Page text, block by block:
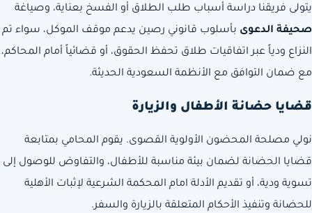
يتولى فريقنا دراسة أسباب طلب الطلاق أو الفسخ بعناية، وصياغة
صحيفة الدعوى بأسلوب قانوني رصين يدعم موقف الموكل، سواء تم
النزاع ودياً عبر اتفاقيات طلاق تحفظ الحقوق، أو قضائياً أمام المحاكم،
مع ضمان التوافق مع الأنظمة السعودية الحديثة.
قضايا حضانة الأطفال والزيارة
نولي مصلحة المحضون الأولوية القصوى. يقوم المحامي بمتابعة
قضايا الحضانة لضمان بيئة مناسبة للأطفال، والتفاوض للوصول إلى
تسوية ودية، أو تقديم الأدلة امام المحكمة الشرعية لإثبات الأهلية
للحضانة وتنفيذ الأحكام المتعلقة بالزيارة والسفر.